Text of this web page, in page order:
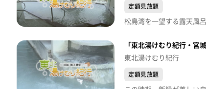
定額見放題
「東北湯けむり紀行・宮
東北湯けむり紀行
定額見放題